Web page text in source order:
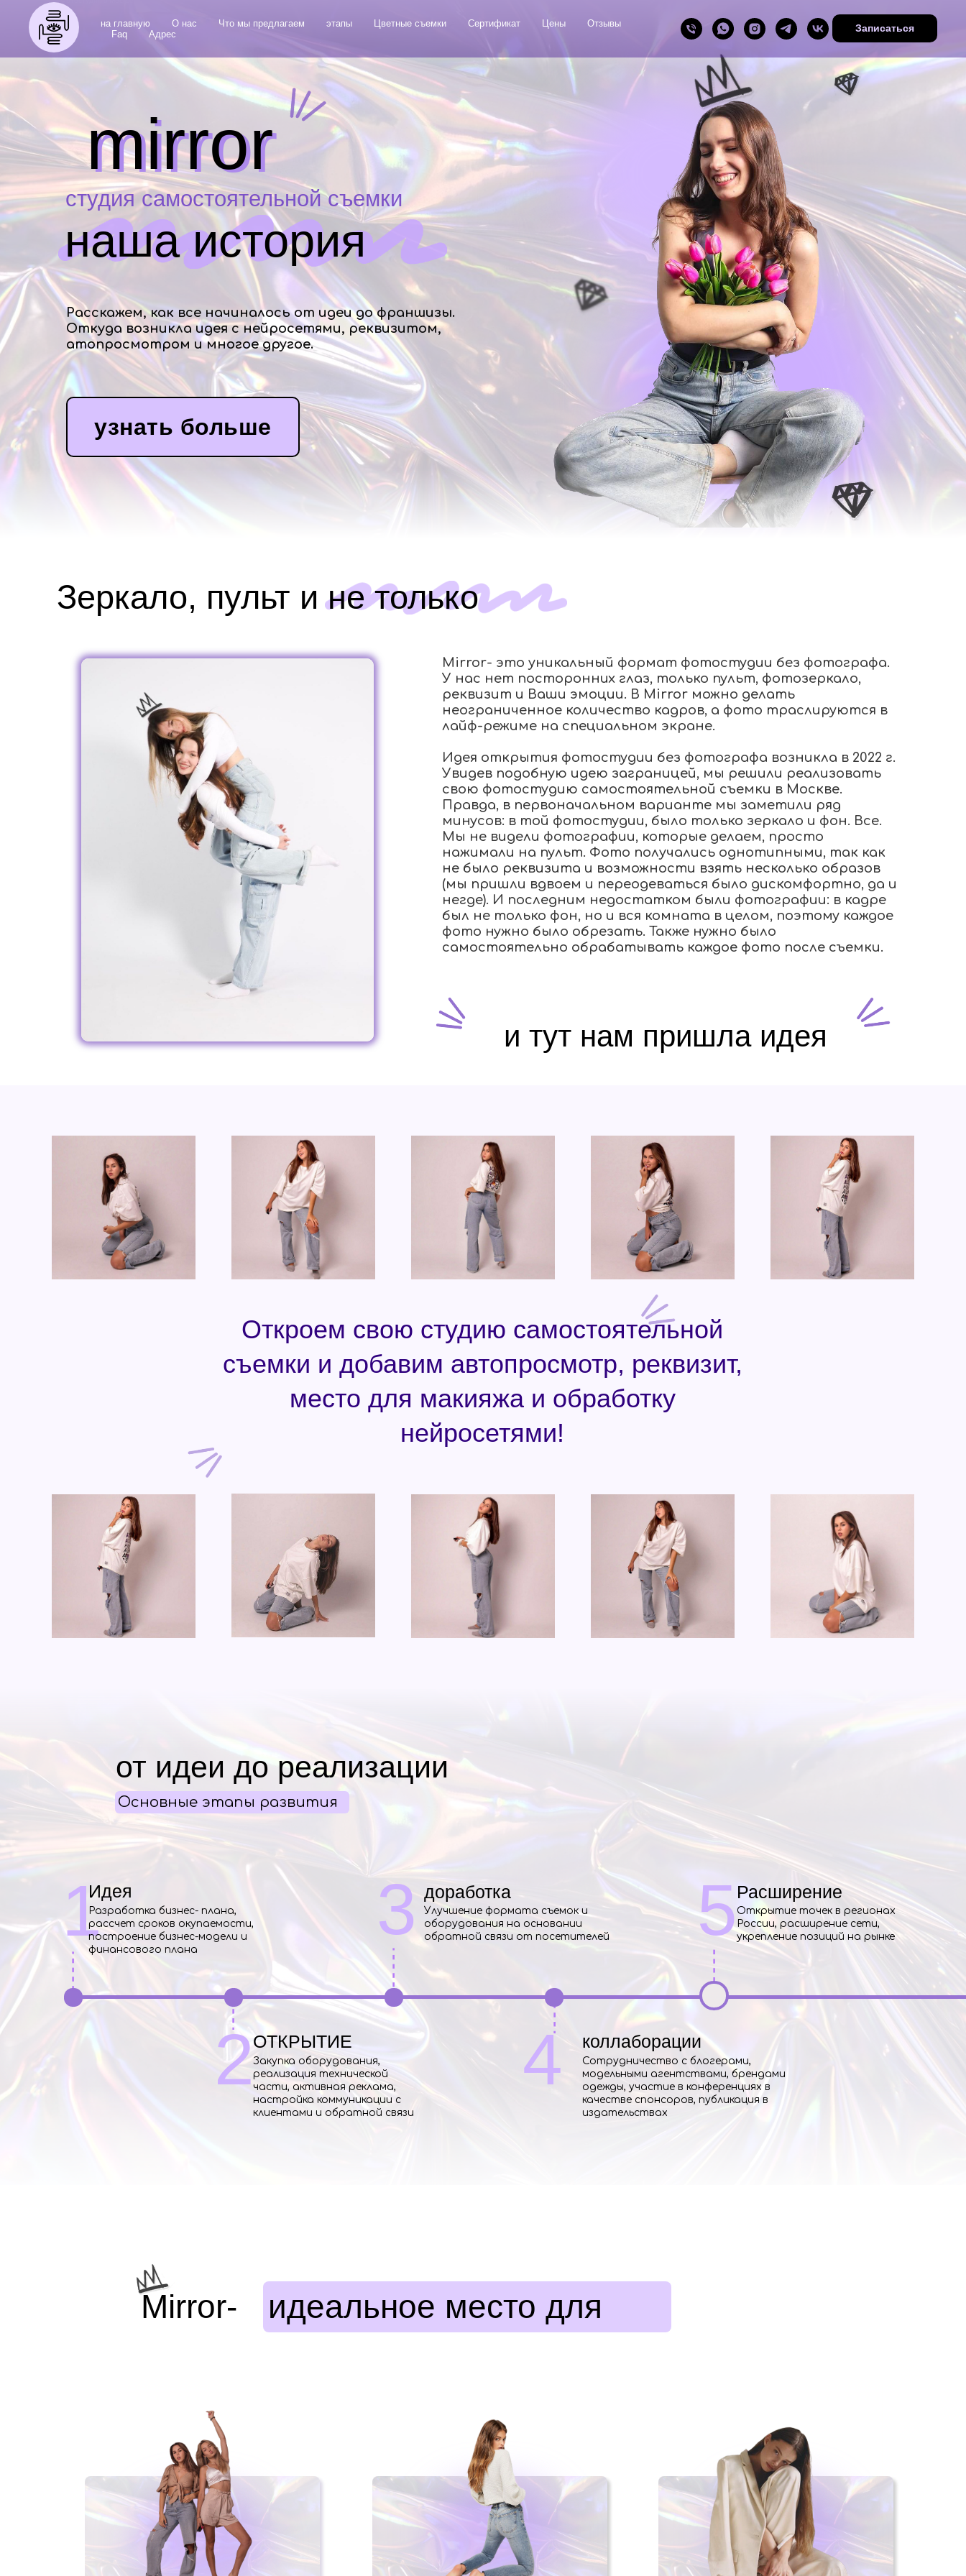
на главную О нас Что мы предлагаем этапы Цветные съемки Сертификат Цены
Отзывы
Faq
Адрес
Записаться
Расскажем, как все начиналось от идеи до франшизы.
Откуда возникла идея с нейросетями, реквизитом,
атопросмотром и многое другое.
узнать больше
наша история
студия самостоятельной съемки
mirror
mirror
Mirror- это уникальный формат фотостудии без фотографа.
У нас нет посторонних глаз, только пульт, фотозеркало,
реквизит и Ваши эмоции. В Mirror можно делать
неограниченное количество кадров, а фото траслируются в
лайф-режиме на специальном экране.
Идея открытия фотостудии без фотографа возникла в 2022 г.
Увидев подобную идею заграницей, мы решили реализовать
свою фотостудию самостоятельной съемки в Москве.
Правда, в первоначальном варианте мы заметили ряд
минусов: в той фотостудии, было только зеркало и фон. Все.
Мы не видели фотографии, которые делаем, просто
нажимали на пульт. Фото получались однотипными, так как
не было реквизита и возможности взять несколько образов
(мы пришли вдвоем и переодеваться было дискомфортно, да и
негде). И последним недостатком были фотографии: в кадре
был не только фон, но и вся комната в целом, поэтому каждое
фото нужно было обрезать. Также нужно было
самостоятельно обрабатывать каждое фото после съемки.
Зеркало, пульт и не только
и тут нам пришла идея
Откроем свою студию самостоятельной
съемки и добавим автопросмотр, реквизит,
место для макияжа и обработку
нейросетями!
1Разработка бизнес- плана,
рассчет сроков окупаемости,
построение бизнес-модели и
финансового плана
Идея
2Закупка оборудования,
реализация технической
части, активная реклама,
настройка коммуникации с
клиентами и обратной связи
ОТКРЫТИЕ
3
Улучшение формата съемок и
оборудования на основании
обратной связи от посетителей
доработка
4
Сотрудничество с блогерами,
модельными агентствами, брендами
одежды, участие в конференциях в
качестве спонсоров, публикация в
издательствах
коллаборации
5Открытие точек в регионах
России, расширение сети,
укрепление позиций на рынке
Расширение
от идеи до реализации
Основные этапы развития
Mirror- идеальное место для